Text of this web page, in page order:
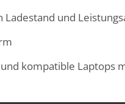
und
kompatible Laptops